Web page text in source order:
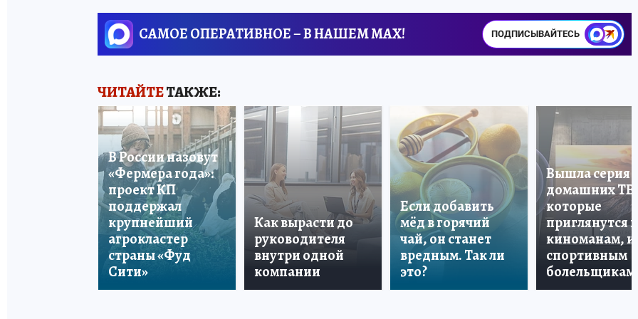
САМОЕ ОПЕРАТИВНОЕ – В НАШЕМ MAX! ПОДПИСЫВАЙТЕСЬ
ЧИТАЙТЕТАКЖЕ:
В России назовут
«Фермера года»:
проект КП
поддержал
крупнейший
агрокластер
страны «Фуд
Сити»
Как вырасти до
руководителя
внутри одной
компании
Если добавить
мёд в горячий
чай, он станет
вредным. Так ли
это?
Вышла серия
домашних ТВ,
которые
приглянутся и
киноманам, и
спортивным
болельщикам